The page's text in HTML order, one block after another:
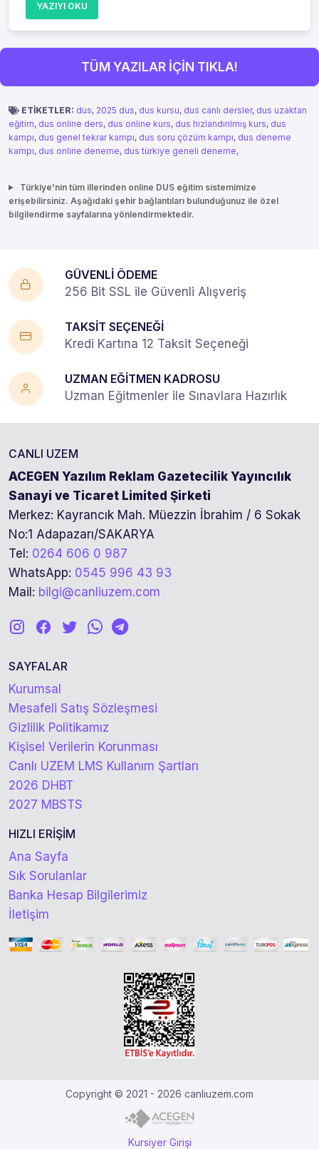
YAZIYI OKU
TÜM YAZILAR İÇİN TIKLA!
ETİKETLER: dus, 2025 dus, dus kursu, dus canlı dersler, dus uzaktan
eğitim, dus online ders, dus online kurs, dus hızlandırılmış kurs, dus
kampı, dus genel tekrar kampı, dus soru çözüm kampı, dus deneme
kampı, dus online deneme, dus türkiye geneli deneme,
Türkiye'nin tüm illerinden online DUS eğitim sistemimize
erişebilirsiniz. Aşağıdaki şehir bağlantıları bulunduğunuz ile özel
bilgilendirme sayfalarına yönlendirmektedir.
GÜVENLİ ÖDEME
256 Bit SSL ile Güvenli Alışveriş
TAKSİT SEÇENEĞİ
Kredi Kartına 12 Taksit Seçeneği
UZMAN EĞİTMEN KADROSU
Uzman Eğitmenler ile Sınavlara Hazırlık
CANLI UZEM
ACEGEN Yazılım Reklam Gazetecilik Yayıncılık
Sanayi ve Ticaret Limited Şirketi
Merkez: Kayrancık Mah. Müezzin İbrahim / 6 Sokak
No:1 Adapazarı/SAKARYA
Tel: 0264 606 0 987
WhatsApp: 0545 996 43 93
Mail: bilgi@canliuzem.com
SAYFALAR
Kurumsal
Mesafeli Satış Sözleşmesi
Gizlilik Politikamız
Kişisel Verilerin Korunması
Canlı UZEM LMS Kullanım Şartları
2026 DHBT
2027 MBSTS
HIZLI ERİŞİM
Ana Sayfa
Sık Sorulanlar
Banka Hesap Bilgilerimiz
İletişim
Copyright © 2021 - 2026 canliuzem.com
Kursiyer Girişi